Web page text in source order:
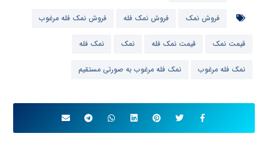
فروش نمک فروش نمک فله فروش نمک فله مرغوب
قیمت نمک قیمت نمک فله نمک نمک فله
نمک فله مرغوب نمک فله مرغوب به صورتی مستقیم